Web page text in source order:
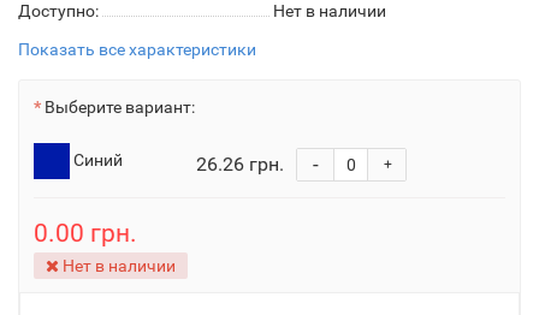
Доступно:
Нет в наличии
Показать все характеристики
Выберите вариант:
Синий 26.26 грн. +
-
0.00 грн.
Нет в наличии